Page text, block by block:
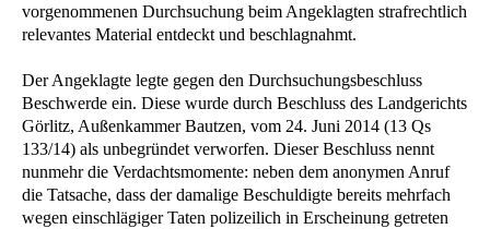
vorgenommenen Durchsuchung beim Angeklagten strafrechtlich
relevantes Material entdeckt und beschlagnahmt.
Der Angeklagte legte gegen den Durchsuchungsbeschluss
Beschwerde ein. Diese wurde durch Beschluss des Landgerichts
Görlitz, Außenkammer Bautzen, vom 24. Juni 2014 (13 Qs
133/14) als unbegründet verworfen. Dieser Beschluss nennt
nunmehr die Verdachtsmomente: neben dem anonymen Anruf
die Tatsache, dass der damalige Beschuldigte bereits mehrfach
wegen einschlägiger Taten polizeilich in Erscheinung getreten